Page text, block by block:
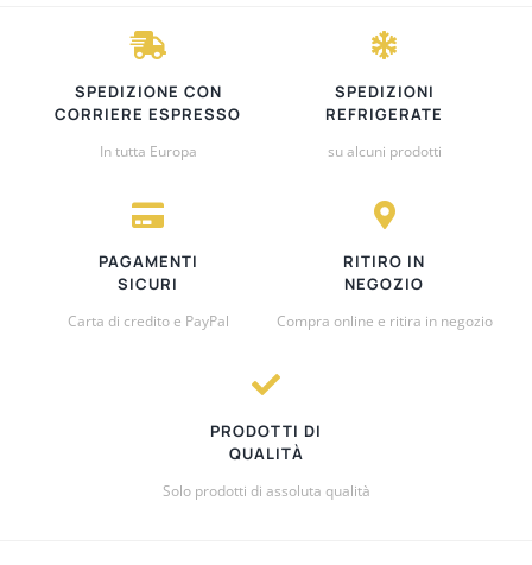
SPEDIZIONE CON
CORRIERE ESPRESSO
In tutta Europa
SPEDIZIONI
REFRIGERATE
su alcuni prodotti
PAGAMENTI
SICURI
Carta di credito e PayPal
RITIRO IN
NEGOZIO
Compra online e ritira in negozio
PRODOTTI DI
QUALITÀ
Solo prodotti di assoluta qualità